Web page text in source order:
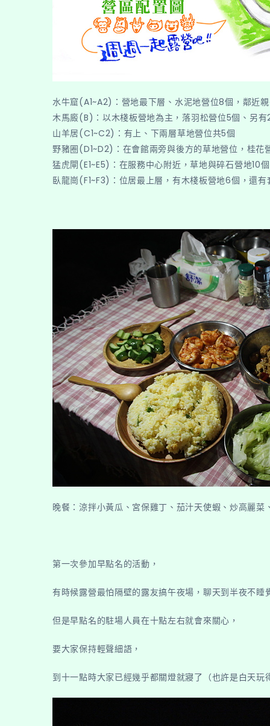
水牛窟(A1~A2)：營地最下層、水泥地營位8個，鄰近
木馬廄(B)：以木棧板營地為主，落羽松營位5個、另有
山羊居(C1~C2)：有上、下兩層草地營位共5個
野豬圈(D1~D2)：在會館兩旁與後方的草地營位，桂花
猛虎閘(E1~E5)：在服務中心附近，草地與碎石營地10個
臥龍崗(F1~F3)：位居最上層，有木棧板營地6個，還有
晚餐：涼拌小黃瓜、宮保雞丁、茄汁天使蝦、炒高麗菜
第一次參加早點名的活動，
有時候露營最怕隔壁的露友搞午夜場，聊天到半夜不睡
但是早點名的駐場人員在十點左右就會來關心，
要大家保持輕聲細語，
到十一點時大家已經幾乎都關燈就寢了（也許是白天玩